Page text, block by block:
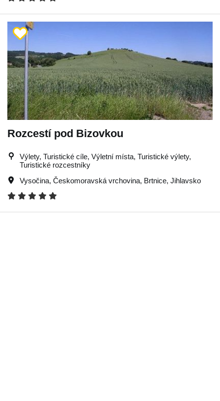
Rozcestí pod Bizovkou
Výlety, Turistické cíle, Výletní místa, Turistické výlety,
Turistické rozcestníky
Vysočina, Českomoravská vrchovina, Brtnice, Jihlavsko